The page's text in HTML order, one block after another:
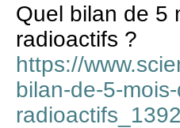
Quel bilan de 5
radioactifs ?
https://
bilan-de-5-